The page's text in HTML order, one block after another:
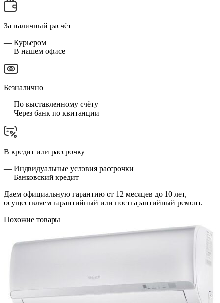
За наличный расчёт
— Курьером
— В нашем офисе
Безналично
— По выставленному счёту
— Через банк по квитанции
В кредит или рассрочку
— Индвидуальные условия рассрочки
— Банковский кредит
Даем официальную гарантию от 12 месяцев до 10 лет,
осуществляем гарантийный или постгарантийный ремонт.
Похожие товары